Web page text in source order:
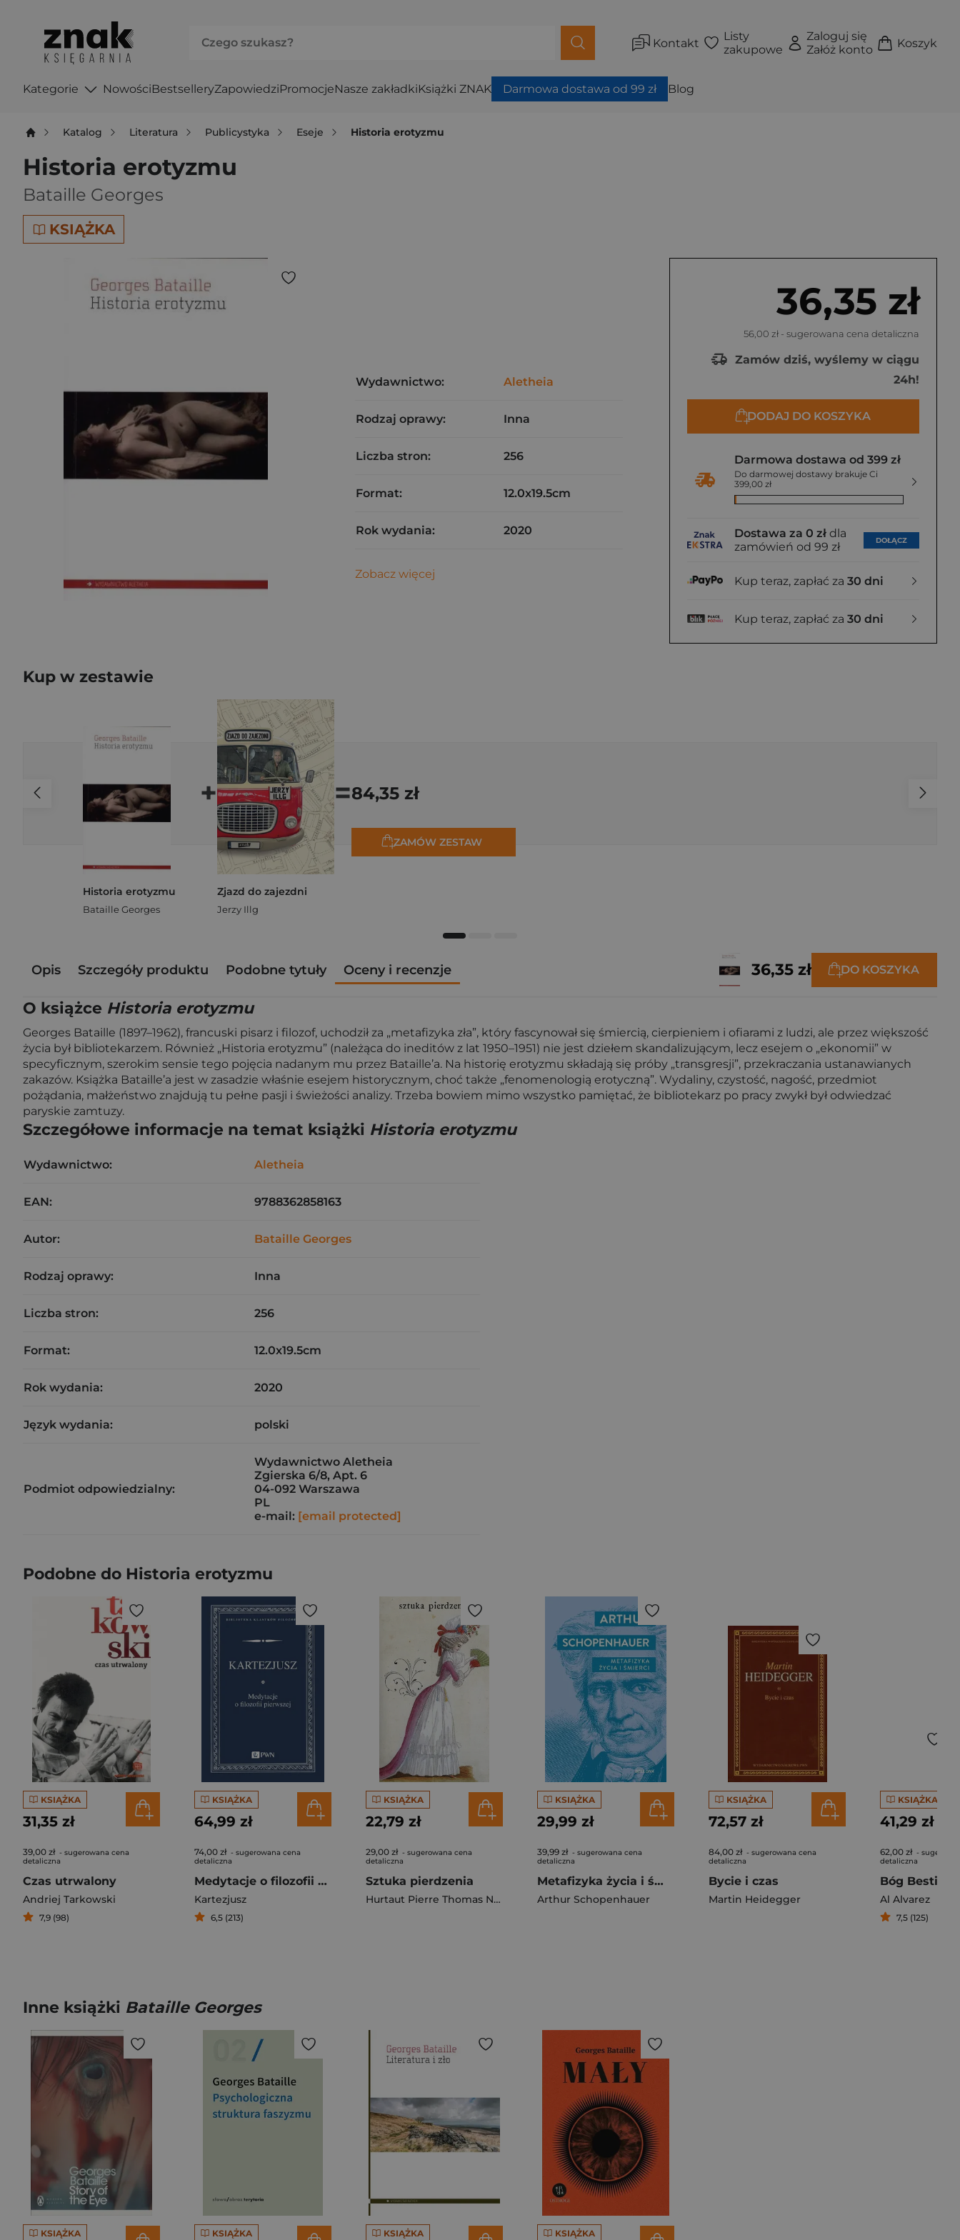
Kontakt
Listy
zakupowe
Zaloguj się
Załóż konto
Koszyk
Kategorie NowościBestselleryZapowiedziPromocjeNasze zakładkiKsiążki ZNAK Darmowa dostawa od 99 zł Blog
Katalog Literatura Publicystyka Eseje Historia erotyzmu
Historia erotyzmu
Bataille Georges
KSIĄŻKA
36,35 zł
56,00 zł - sugerowana cena detaliczna
Zamów dziś, wyślemy w ciągu
24h!
DODAJ DO KOSZYKA
Darmowa dostawa od 399 zł
Do darmowej dostawy brakuje Ci
399,00 zł
Dostawa za 0 zł dla
zamówień od 99 zł
DOŁĄCZ
Kup teraz, zapłać za 30 dni
Kup teraz, zapłać za 30 dni
Wydawnictwo: Aletheia
Rodzaj oprawy: Inna
Liczba stron: 256
Format: 12.0x19.5cm
Rok wydania: 2020
Zobacz więcej
Kup w zestawie
Historia erotyzmu
Bataille Georges
+
Zjazd do zajezdni
Jerzy Illg
=84,35 zł
ZAMÓW ZESTAW
Opis Szczegóły produktu Podobne tytuły Oceny i recenzje 36,35 zł DO KOSZYKA
O książce Historia erotyzmu
Georges Bataille (1897–1962), francuski pisarz i filozof, uchodził za „metafizyka zła”, który fascynował się śmiercią, cierpieniem i ofiarami z ludzi, ale przez większość
życia był bibliotekarzem. Również „Historia erotyzmu” (należąca do ineditów z lat 1950–1951) nie jest dziełem skandalizującym, lecz esejem o „ekonomii” w
specyficznym, szerokim sensie tego pojęcia nadanym mu przez Bataille’a. Na historię erotyzmu składają się próby „transgresji”, przekraczania ustanawianych
zakazów. Książka Bataille’a jest w zasadzie właśnie esejem historycznym, choć także „fenomenologią erotyczną”. Wydaliny, czystość, nagość, przedmiot
pożądania, małżeństwo znajdują tu pełne pasji i świeżości analizy. Trzeba bowiem mimo wszystko pamiętać, że bibliotekarz po pracy zwykł był odwiedzać
paryskie zamtuzy.
Szczegółowe informacje na temat książki Historia erotyzmu
Wydawnictwo: Aletheia
EAN: 9788362858163
Autor: Bataille Georges
Rodzaj oprawy: Inna
Liczba stron: 256
Format: 12.0x19.5cm
Rok wydania: 2020
Język wydania: polski
Podmiot odpowiedzialny:
Wydawnictwo Aletheia
Zgierska 6/8, Apt. 6
04-092 Warszawa
PL
e-mail: [email protected]
Podobne do Historia erotyzmu
KSIĄŻKA
31,35 zł
39,00 zł - sugerowana cena
detaliczna
Czas utrwalony
Andriej Tarkowski
7,9 (98)
KSIĄŻKA
64,99 zł
74,00 zł - sugerowana cena
detaliczna
Medytacje o filozofii pierwszej
Kartezjusz
6,5 (213)
KSIĄŻKA
22,79 zł
29,00 zł - sugerowana cena
detaliczna
Sztuka pierdzenia
Hurtaut Pierre Thomas Nicolas
KSIĄŻKA
29,99 zł
39,99 zł - sugerowana cena
detaliczna
Metafizyka życia i śmierci
Arthur Schopenhauer
KSIĄŻKA
72,57 zł
84,00 zł - sugerowana cena
detaliczna
Bycie i czas
Martin Heidegger
KSIĄŻKA
41,29 zł
62,00 zł -
detaliczna
Al Alvarez
7,5 (125)
Inne książki Bataille Georges
KSIĄŻKA KSIĄŻKA KSIĄŻKA KSIĄŻKA